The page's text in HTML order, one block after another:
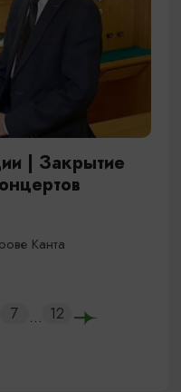
| Закрытие
Канта
7 ... 12